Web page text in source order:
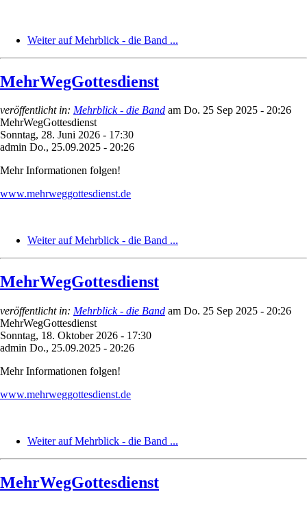
Weiter auf Mehrblick - die Band ...
MehrWegGottesdienst
veröffentlicht in: Mehrblick - die Band am Do. 25 Sep 2025 - 20:26
MehrWegGottesdienst
Sonntag, 28. Juni 2026 - 17:30
admin Do., 25.09.2025 - 20:26
Mehr Informationen folgen!
www.mehrweggottesdienst.de
Weiter auf Mehrblick - die Band ...
MehrWegGottesdienst
veröffentlicht in: Mehrblick - die Band am Do. 25 Sep 2025 - 20:26
MehrWegGottesdienst
Sonntag, 18. Oktober 2026 - 17:30
admin Do., 25.09.2025 - 20:26
Mehr Informationen folgen!
www.mehrweggottesdienst.de
Weiter auf Mehrblick - die Band ...
MehrWegGottesdienst